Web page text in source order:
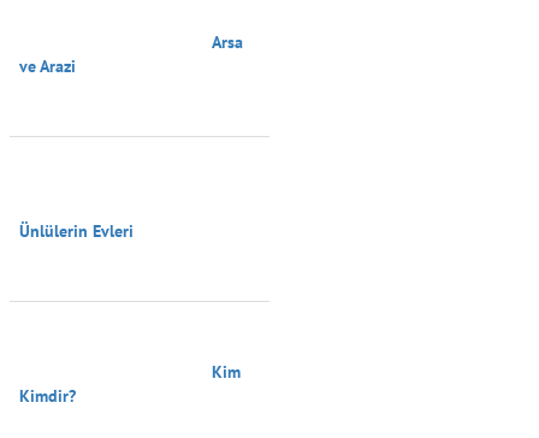
ve Arazi
Ünlülerin Evleri
Kimdir?